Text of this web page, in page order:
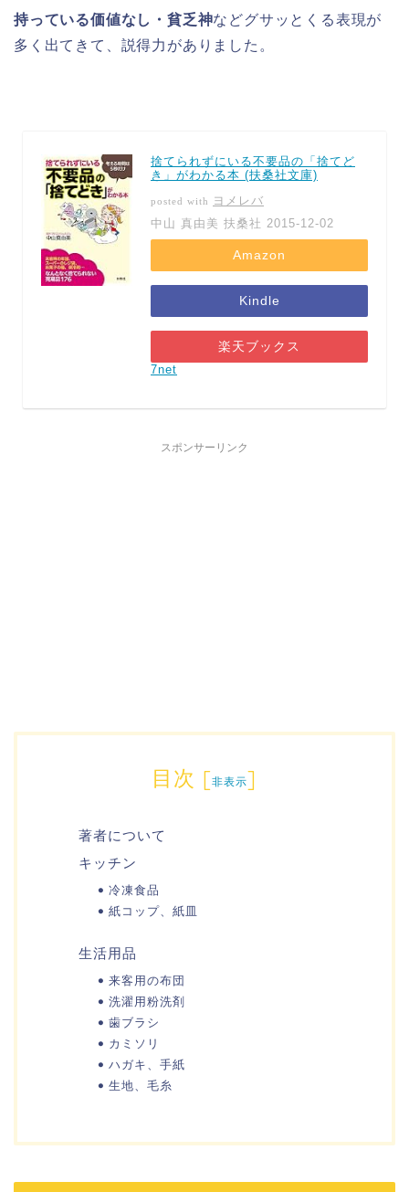
持っている価値なし・貧乏神などグサッとくる表現が
多く出てきて、説得力がありました。
捨てられずにいる不要品の「捨てど
き」がわかる本 (扶桑社文庫)
posted with
ヨメレバ
中山 真由美 扶桑社 2015-12-02
Amazon
Kindle
楽天ブックス
7net
スポンサーリンク
目次 [非表示]
著者について
キッチン
冷凍食品
紙コップ、紙皿
生活用品
来客用の布団
洗濯用粉洗剤
歯ブラシ
カミソリ
ハガキ、手紙
生地、毛糸